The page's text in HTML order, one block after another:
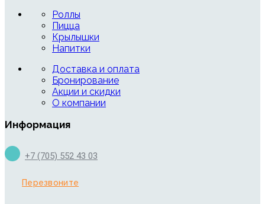
Роллы
Пицца
Крылышки
Напитки
Доставка и оплата
Бронирование
Акции и скидки
О компании
Информация
+7 (705) 552 43 03
Перезвоните